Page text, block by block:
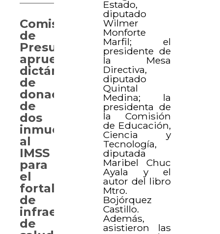
Estado,
diputado
Wilmer
Monforte
Marfil; el
presidente de
la Mesa
Directiva,
diputado
Quintal
Medina; la
presidenta de
la Comisión
de Educación,
Ciencia y
Tecnología,
diputada
Maribel Chuc
Ayala y el
autor del libro
Mtro.
Bojórquez
Castillo.
Además,
asistieron las
Comisión
de
Presupuesto
aprueba
dictámenes
de
donación
de
dos
inmuebles
al
IMSS
para
el
fortalecimiento
de
infraestructura
de